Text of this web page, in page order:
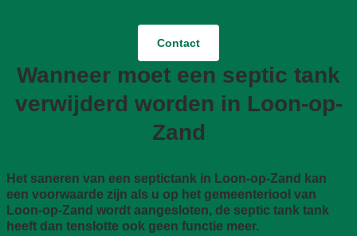
Contact
Wanneer moet een septic tank
verwijderd worden in Loon-op-
Zand
Het saneren van een septictank in Loon-op-Zand kan
een voorwaarde zijn als u op het gemeenteriool van
Loon-op-Zand wordt aangesloten, de septic tank tank
heeft dan tenslotte ook geen functie meer.